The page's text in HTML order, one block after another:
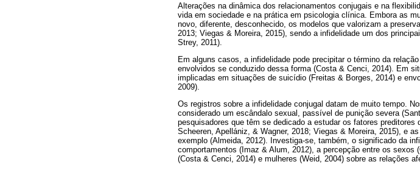
Alterações na dinâmica dos relacionamentos conjugais e na
vida em sociedade e na prática em psicologia clínica. Embora as
novo, diferente, desconhecido, os modelos que valorizam a
2013; Viegas & Moreira, 2015), sendo a infidelidade um dos
Strey, 2011).
Em alguns casos, a infidelidade pode precipitar o término da
envolvidos se conduzido dessa forma (Costa & Cenci, 2014). Em
implicadas em situações de suicídio (Freitas & Borges, 2014) e
2009).
Os registros sobre a infidelidade conjugal datam de muito tempo.
considerado um escândalo sexual, passível de punição severa
pesquisadores que têm se dedicado a estudar os fatores
Scheeren, Apellániz, & Wagner, 2018; Viegas & Moreira, 2015), e
exemplo (Almeida, 2012). Investiga-se, também, o significado da
comportamentos (Imaz & Alum, 2012), a percepção entre os sexos
(Costa & Cenci, 2014) e mulheres (Weid, 2004) sobre as relações